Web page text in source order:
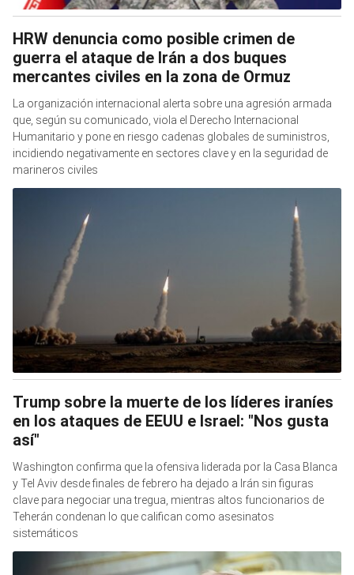
HRW denuncia como posible crimen de
guerra el ataque de Irán a dos buques
mercantes civiles en la zona de Ormuz
La organización internacional alerta sobre una agresión armada
que, según su comunicado, viola el Derecho Internacional
Humanitario y pone en riesgo cadenas globales de suministros,
incidiendo negativamente en sectores clave y en la seguridad de
marineros civiles
Trump sobre la muerte de los líderes iraníes
en los ataques de EEUU e Israel: "Nos gusta
así"
Washington confirma que la ofensiva liderada por la Casa Blanca
y Tel Aviv desde finales de febrero ha dejado a Irán sin figuras
clave para negociar una tregua, mientras altos funcionarios de
Teherán condenan lo que califican como asesinatos
sistemáticos